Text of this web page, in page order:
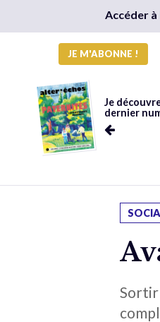
Accéder
JE M'ABONNE !
Je
dernier
Sortir